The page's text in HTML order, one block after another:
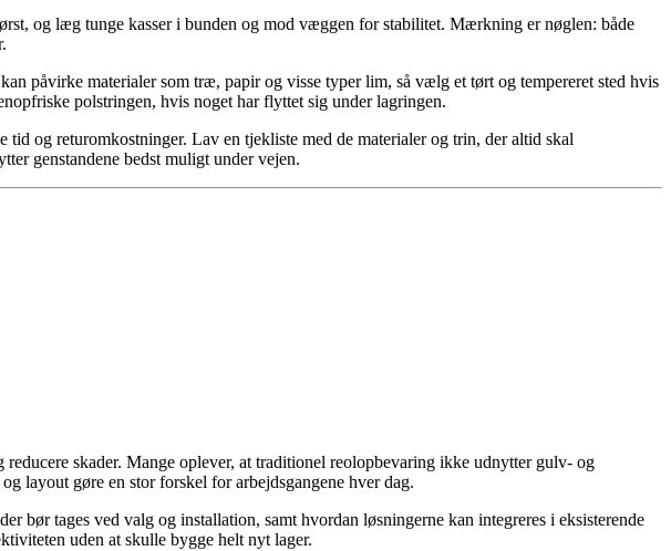
og læg tunge kasser i bunden og mod væggen for stabilitet. Mærkning er nøglen: både
påvirke materialer som træ, papir og visse typer lim, så vælg et tørt og tempereret sted hvis
polstringen, hvis noget har flyttet sig under lagringen.
tid og returomkostninger. Lav en tjekliste med de materialer og trin, der altid skal
genstandene bedst muligt under vejen.
skader. Mange oplever, at traditionel reolopbevaring ikke udnytter gulv- og
layout gøre en stor forskel for arbejdsgangene hver dag.
tages ved valg og installation, samt hvordan løsningerne kan integreres i eksisterende
uden at skulle bygge helt nyt lager.